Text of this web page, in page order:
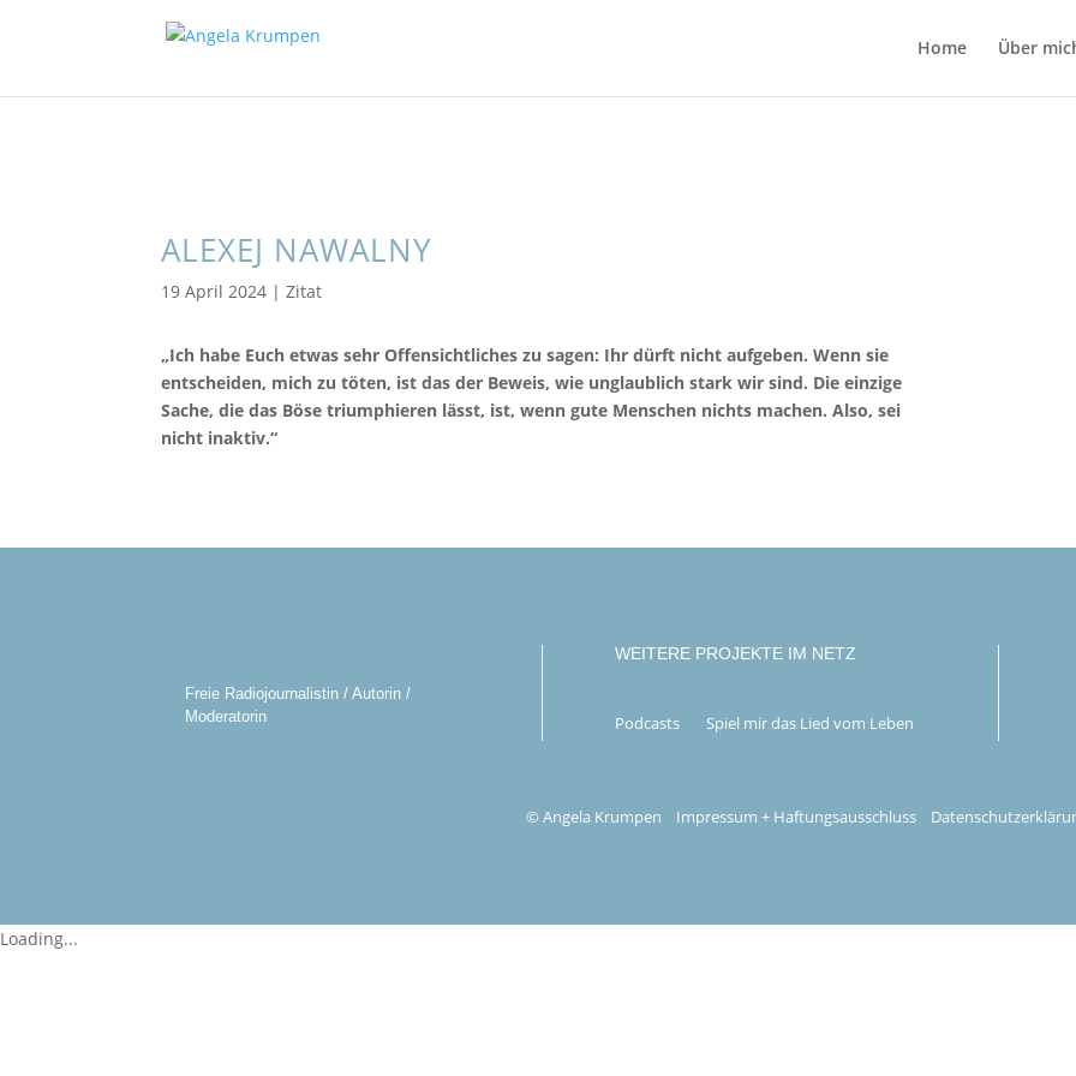
Home Über
ALEXEJ NAWALNY
19 April 2024 |Zitat
„Ich habe Euch etwas sehr Offensichtliches zu sagen: Ihr dürft nicht aufgeben. Wenn sie
entscheiden, mich zu töten, ist das der Beweis, wie unglaublich stark wir sind. Die einzige
Sache, die das Böse triumphieren lässt, ist, wenn gute Menschen nichts machen. Also, sei
nicht inaktiv.“
Freie Radiojournalistin / Autorin /
Moderatorin
WEITERE PROJEKTE IM NETZ
Podcasts Spiel mir das Lied vom Leben
© Angela Krumpen Impressum + Haftungsausschluss
Loading...